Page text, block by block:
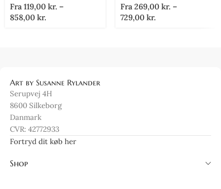
Fra 119,00 kr. –
858,00 kr.
Fra 269,00 kr. –
729,00 kr.
Art by Susanne Rylander
Serupvej 4H
8600 Silkeborg
Danmark
CVR: 42772933
Fortryd dit køb her
Shop